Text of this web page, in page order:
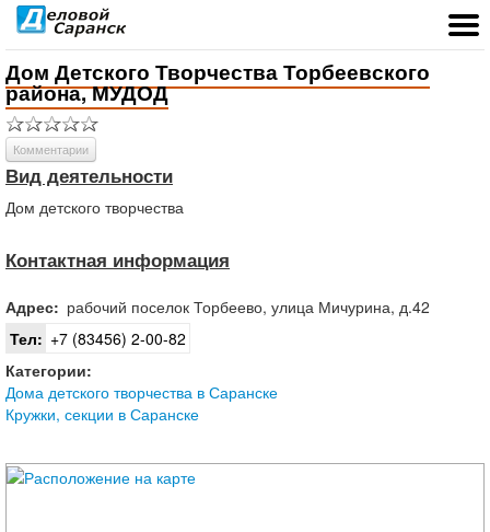
Дом Детского Творчества Торбеевского
района, МУДОД
Комментарии
Вид деятельности
Дом детского творчества
Контактная информация
Адрес: рабочий поселок Торбеево, улица Мичурина, д.42
Тел: +7 (83456) 2-00-82
Категории:
Дома детского творчества в Саранске
Кружки, секции в Саранске